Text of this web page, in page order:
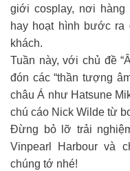
giới cosplay, nơi hàng
hay hoạt hình bước
khách.
Tuần này, với chủ đề
đón các “thần tượng
châu Á như Hatsune
chú cáo Nick Wilde từ
Đừng bỏ lỡ trải
Vinpearl Harbour và
chúng tớ nhé!